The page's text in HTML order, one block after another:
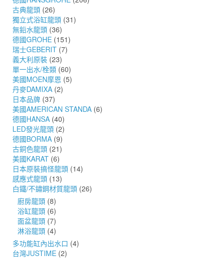
古典龍頭 (26)
獨立式浴缸龍頭 (31)
無鉛水龍頭 (36)
德國GROHE (151)
瑞士GEBERIT (7)
義大利原裝 (23)
單一出水/栓類 (60)
美國MOEN摩恩 (5)
丹麥DAMIXA (2)
日本品牌 (37)
美國AMERICAN STANDA (6)
德國HANSA (40)
LED發光龍頭 (2)
德國BORMA (9)
古銅色龍頭 (21)
美國KARAT (6)
日本原裝搞怪龍頭 (14)
感應式龍頭 (13)
白鐵/不鏽鋼材質龍頭 (26)
廚房龍頭 (8)
浴缸龍頭 (6)
面盆龍頭 (7)
淋浴龍頭 (4)
多功能缸內出水口 (4)
台灣JUSTIME (2)